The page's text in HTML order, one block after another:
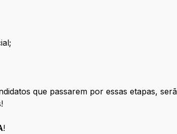
que passarem por essas etapas,
!